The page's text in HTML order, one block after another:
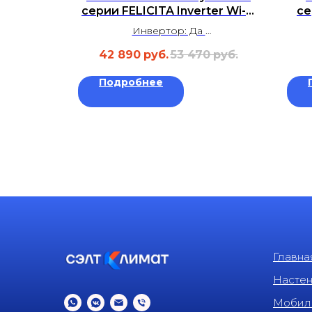
серии FELICITA Inverter Wi-Fi
RCI-FCE35HN
Инвертор: Да
Уровень шума: 20 дБ
Гарантия: 3 года
42 890 руб.53 470 руб.
Подробнее